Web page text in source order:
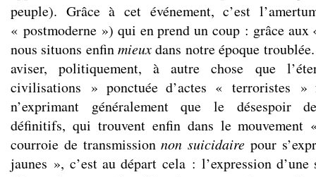
peuple). Grâce à cet événement, c’est
« postmoderne ») qui en prend un coup : grâce
nous situons enfinmieuxdans notre époque
aviser, politiquement, à autre chose que
civilisations » ponctuée d’actes « terroristes »
n’exprimant généralement que le désespoir
définitifs, qui trouvent enfin dans le mouvement
courroie de transmissionnon suicidairepour
jaunes », c’est au départ cela : l’expression d’une